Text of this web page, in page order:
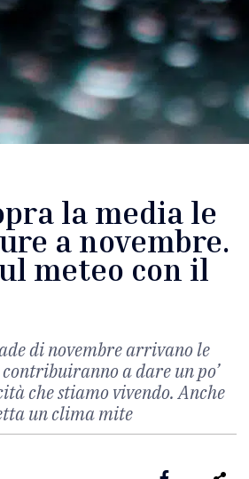
la media le
a novembre.
meteo con il
di novembre arrivano le
a dare un po’
che stiamo vivendo. Anche
un clima mite